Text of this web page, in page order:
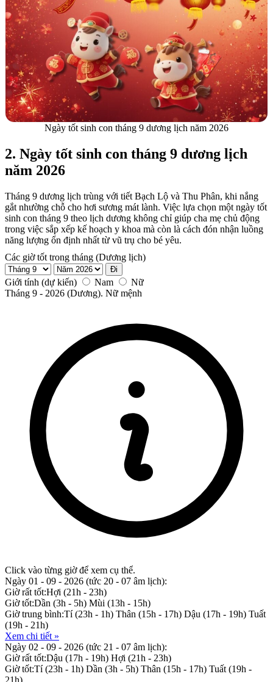
Ngày tốt sinh con tháng 9 dương lịch năm 2026
2. Ngày tốt sinh con tháng 9 dương lịch
năm 2026
Tháng 9 dương lịch trùng với tiết Bạch Lộ và Thu Phân, khi nắng
gắt nhường chỗ cho hơi sương mát lành. Việc lựa chọn một ngày tốt
sinh con tháng 9 theo lịch dương không chỉ giúp cha mẹ chủ động
trong việc sắp xếp kế hoạch y khoa mà còn là cách đón nhận luồng
năng lượng ổn định nhất từ vũ trụ cho bé yêu.
Các giờ tốt trong tháng (Dương lịch)
Đi
Giới tính (dự kiến) Nam
Nữ
Tháng 9 - 2026 (Dương). Nữ mệnh
Click vào từng giờ để xem cụ thể.
Ngày 01 - 09 - 2026 (tức 20 - 07 âm lịch):
Giờ rất tốt:Hợi (21h - 23h)
Giờ tốt:Dần (3h - 5h) Mùi (13h - 15h)
Giờ trung bình:Tí (23h - 1h) Thân (15h - 17h) Dậu (17h - 19h) Tuất
(19h - 21h)
Xem chi tiết »
Ngày 02 - 09 - 2026 (tức 21 - 07 âm lịch):
Giờ rất tốt:Dậu (17h - 19h) Hợi (21h - 23h)
Giờ tốt:Tí (23h - 1h) Dần (3h - 5h) Thân (15h - 17h) Tuất (19h -
21h)